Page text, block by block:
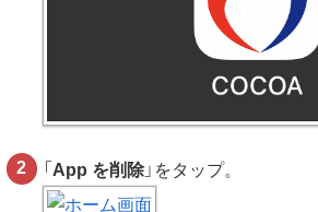
「 App を削除」をタップ。